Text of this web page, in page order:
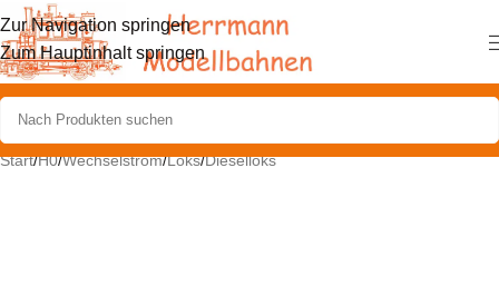
Zur Navigation springen
Zum Hauptinhalt springen
Start/H0/Wechselstrom/Loks/Dieselloks